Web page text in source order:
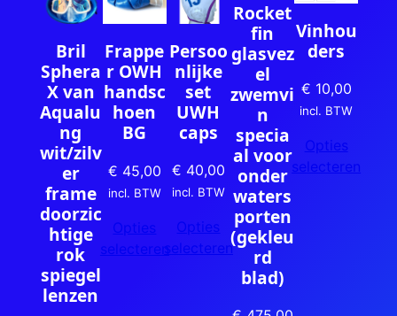
Bril
Sphera
X van
Aqualu
ng
wit/zilv
er
frame
doorzic
htige
rok
spiegel
lenzen
Frappe
r OWH
handsc
hoen
BG
€ 45,00
incl. BTW
Opties
selecteren
Persoo
nlijke
set
UWH
caps
€ 40,00
incl. BTW
Opties
selecteren
Rocket
fin
glasvez
el
zwemvi
n
specia
al voor
onder
waters
porten
(gekleu
rd
blad)
Vinhou
ders
€ 10,00
incl. BTW
Opties
selecteren